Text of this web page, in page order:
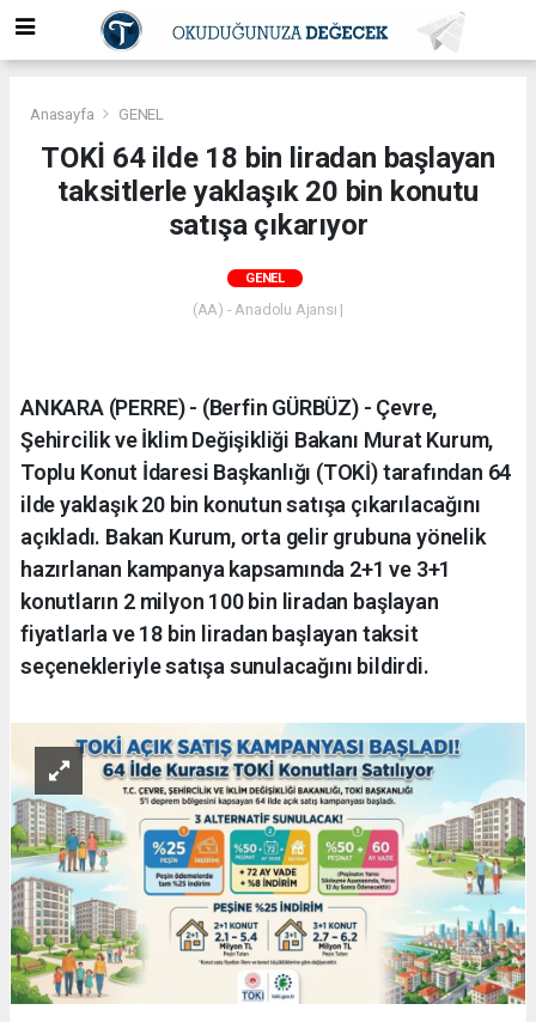
Anasayfa GENEL
TOKİ 64 ilde 18 bin liradan başlayan
taksitlerle yaklaşık 20 bin konutu
satışa çıkarıyor
GENEL
(AA) - Anadolu Ajansı |
ANKARA (PERRE) - (Berfin GÜRBÜZ) - Çevre,
Şehircilik ve İklim Değişikliği Bakanı Murat Kurum,
Toplu Konut İdaresi Başkanlığı (TOKİ) tarafından 64
ilde yaklaşık 20 bin konutun satışa çıkarılacağını
açıkladı. Bakan Kurum, orta gelir grubuna yönelik
hazırlanan kampanya kapsamında 2+1 ve 3+1
konutların 2 milyon 100 bin liradan başlayan
fiyatlarla ve 18 bin liradan başlayan taksit
seçenekleriyle satışa sunulacağını bildirdi.